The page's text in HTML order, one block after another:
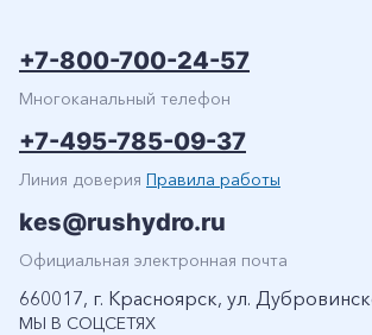
МЫ В СОЦСЕТЯХ
+7-800-700-24-57
Многоканальный телефон
+7-495-785-09-37
Линия доверия Правила работы
kes@rushydro.ru
Официальная электронная почта
660017, г. Красноярск, ул.